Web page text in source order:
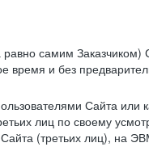
самим
и без
Сайта
лиц по своему
(третьих лиц), на